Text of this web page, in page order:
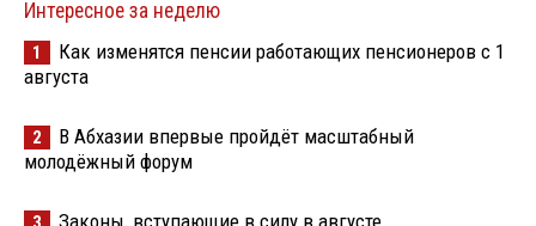
Интересное за неделю
1
Как изменятся пенсии работающих пенсионеров с 1
августа
2
В Абхазии впервые пройдёт масштабный
молодёжный форум
Законы, вступающие в силу в августе